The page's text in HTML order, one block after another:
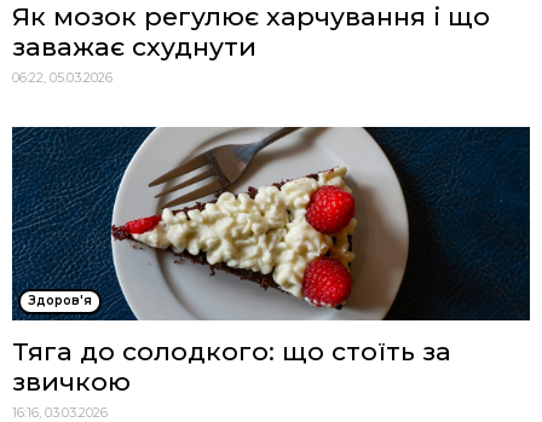
Як мозок регулює харчування і що
заважає схуднути
06:22, 05.03.2026
Здоров'я
Тяга до солодкого: що стоїть за
звичкою
16:16, 03.03.2026